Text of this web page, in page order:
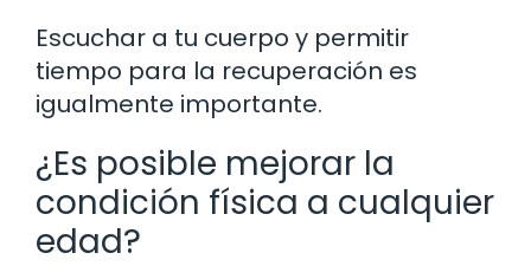
Escuchar a tu cuerpo y permitir
tiempo para la recuperación es
igualmente importante.
¿Es posible mejorar la
condición física a cualquier
edad?